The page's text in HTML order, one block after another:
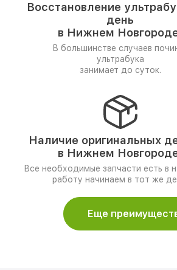
Восстановление
день
в Нижнем
В большинстве случаев
ультрабука
занимает до суток.
Наличие оригинальных
в Нижнем
Все необходимые запчасти есть в
работу начинаем в тот же
Еще